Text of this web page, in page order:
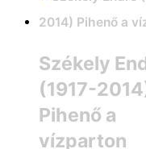
Székely
(1917-
Pihenő a
vízparton